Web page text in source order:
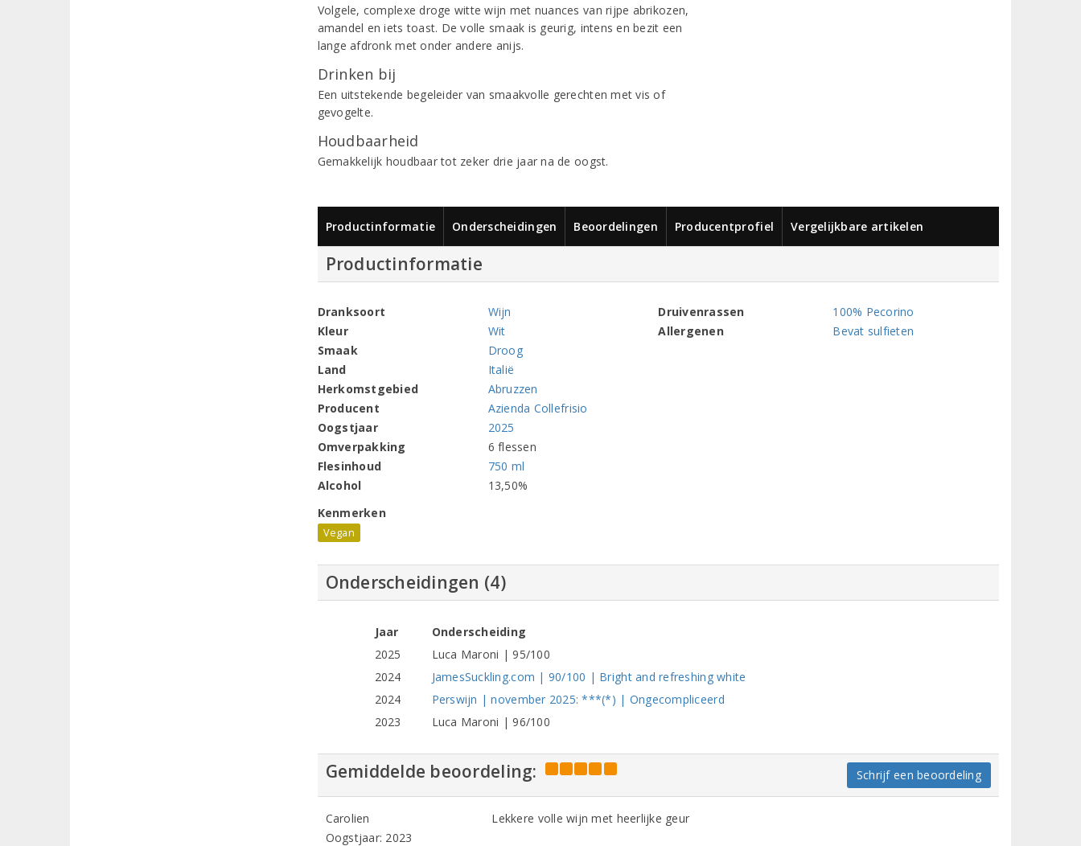
Volgele, complexe droge witte wijn met nuances van rijpe abrikozen,
amandel en iets toast. De volle smaak is geurig, intens en bezit een
lange afdronk met onder andere anijs.
Drinken bij
Een uitstekende begeleider van smaakvolle gerechten met vis of
gevogelte.
Houdbaarheid
Gemakkelijk houdbaar tot zeker drie jaar na de oogst.
Productinformatie Onderscheidingen Beoordelingen Producentprofiel Vergelijkbare artikelen
Productinformatie
Dranksoort
Wijn
Kleur
Wit
Smaak
Droog
Land
Italië
Herkomstgebied
Abruzzen
Producent
Azienda Collefrisio
Oogstjaar
2025
Omverpakking
6 flessen
Flesinhoud
750 ml
Alcohol
13,50%
Druivenrassen
100% Pecorino
Allergenen
Bevat sulfieten
Kenmerken
Vegan
Onderscheidingen (4)
Jaar
Onderscheiding
2025
Luca Maroni | 95/100
2024
JamesSuckling.com | 90/100 | Bright and refreshing white
2024
Perswijn | november 2025: ***(*) | Ongecompliceerd
2023
Luca Maroni | 96/100
Gemiddelde beoordeling: Schrijf een beoordeling
Carolien
Oogstjaar: 2023
Lekkere volle wijn met heerlijke geur